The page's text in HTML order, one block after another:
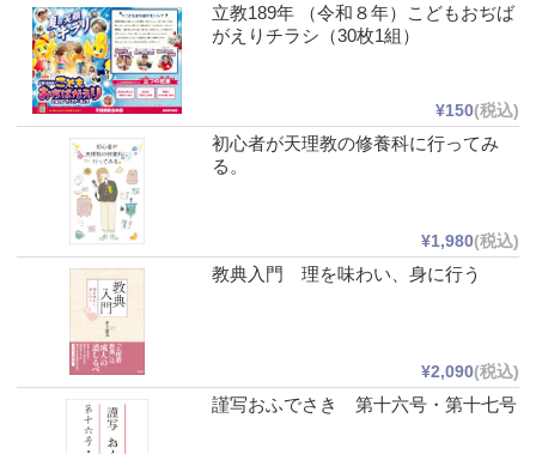
立教189年 （令和８年）こどもおぢば
がえりチラシ（30枚1組）
¥150(税込)
初心者が天理教の修養科に行ってみ
る。
¥1,980(税込)
教典入門 理を味わい、身に行う
¥2,090(税込)
謹写おふでさき 第十六号・第十七号